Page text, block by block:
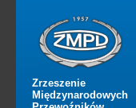
Zrzeszenie
Międzynarodowych